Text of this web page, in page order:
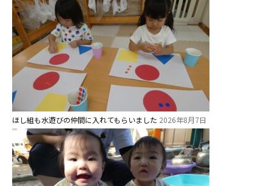
ほし組も水遊びの仲間に入れてもらいました 2026年8月7日
学校法⼈鴨⾕学園 鳳幼稚園
学校法⼈諏訪森学園 諏訪森幼稚
園
⼤阪府私⽴幼稚園連盟
社会福祉法人野田福祉会